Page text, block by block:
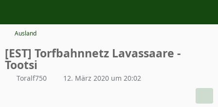
Ausland
[EST] Torfbahnnetz Lavassaare -
Tootsi
Toralf750 12. März 2020 um 20:02